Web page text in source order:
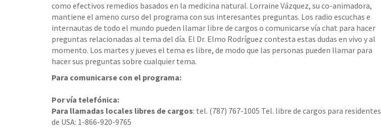
como efectivos remedios basados en la medicina natural. Lorraine Vázquez, su co-animadora,
mantiene el ameno curso del programa con sus interesantes preguntas. Los radio escuchas e
internautas de todo el mundo pueden llamar libre de cargos o comunicarse ví­a chat para hacer
preguntas relacionadas al tema del dí­a. El Dr. Elmo Rodrí­guez contesta estas dudas en vivo y al
momento. Los martes y jueves el tema es libre, de modo que las personas pueden llamar para
hacer sus preguntas sobre cualquier tema.
Para comunicarse con el programa:
Por vía telefónica:
Para llamadas locales libres de cargos: tel. (787) 767-1005 Tel. libre de cargos para residentes
de USA: 1-866-920-9765